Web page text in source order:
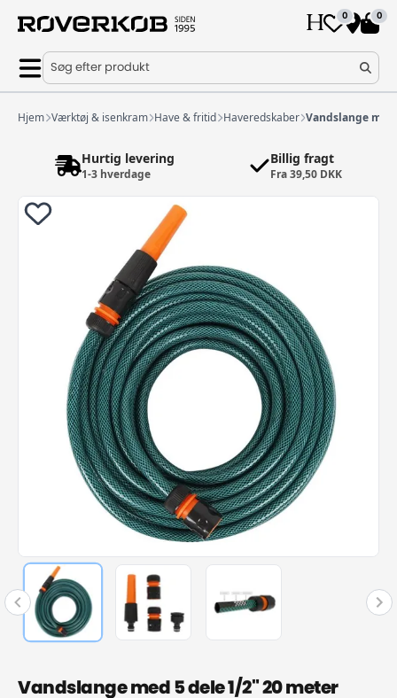
0 0
Søg efter produkt
Hjem Værktøj & isenkram Have & fritid Haveredskaber Vandslange
Hurtig levering
1-3 hverdage
Billig fragt
Fra 39,50 DKK
Vandslange med 5 dele 1/2" 20 meter